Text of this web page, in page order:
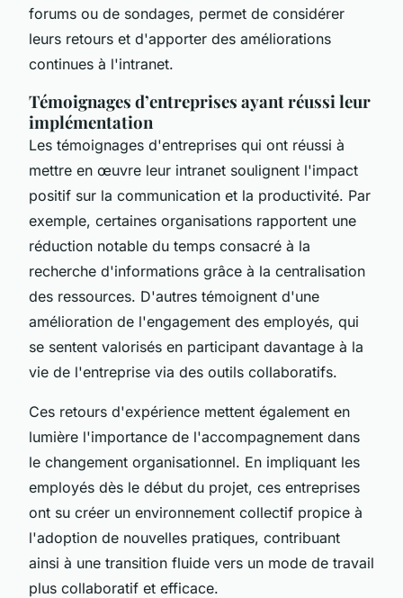
forums ou de sondages, permet de considérer
leurs retours et d'apporter des améliorations
continues à l'intranet.
Témoignages d’entreprises ayant réussi leur
implémentation
Les témoignages d'entreprises qui ont réussi à
mettre en œuvre leur intranet soulignent l'impact
positif sur la communication et la productivité. Par
exemple, certaines organisations rapportent une
réduction notable du temps consacré à la
recherche d'informations grâce à la centralisation
des ressources. D'autres témoignent d'une
amélioration de l'engagement des employés, qui
se sentent valorisés en participant davantage à la
vie de l'entreprise via des outils collaboratifs.
Ces retours d'expérience mettent également en
lumière l'importance de l'accompagnement dans
le changement organisationnel. En impliquant les
employés dès le début du projet, ces entreprises
ont su créer un environnement collectif propice à
l'adoption de nouvelles pratiques, contribuant
ainsi à une transition fluide vers un mode de travail
plus collaboratif et efficace.